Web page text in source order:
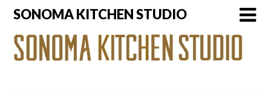
Skip
content
SONOMA KITCHEN STUDIO